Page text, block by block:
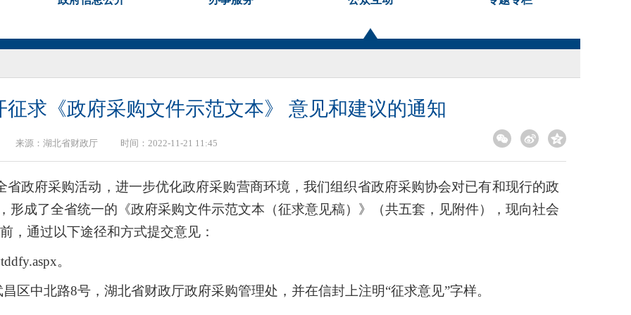
求《政府采购文件示范文本》 意见和建议的通知
来源： 湖北省财政厅 时间：2022-11-21 11:45
政府采购活动，进一步优化政府采购营商环境，我们组织省政府采购协会对已有和现行的政
形成了全省统一的《政府采购文件示范文本（征求意见稿）》（共五套，见附件），现向社会
，通过以下途径和方式提交意见：
。
区中北路8号，湖北省财政厅政府采购管理处，并在信封上注明“征求意见”字样。